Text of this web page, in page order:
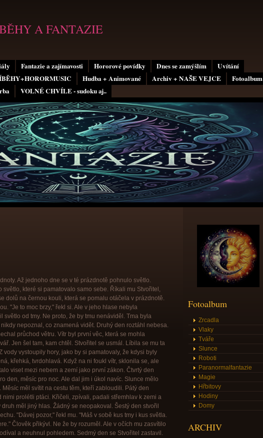
Fantazie a zajímavosti Hororové povídky Dnes se zamýšlím
Uvítání
Hudba + Animované Archiv + NAŠE VEJCE
Fotoalbum
VOLNÉ CHVÍLE - sudoku aj..
A FANTAZIE
Až jednoho dne se v té prázdnotě pohnulo světlo.
světlo, které si pamatovalo samo sebe. Říkali mu Stvořitel,
dolů na černou kouli, která se pomalu otáčela v prázdnotě.
"Je to moc brzy," řekl si. Ale v jeho hlase nebyla
od tmy. Ne proto, že by tmu nenáviděl. Tma byla
nepoznal, co znamená vidět. Druhý den roztáhl nebesa.
průchod větru. Vítr byl první věc, která se mohla
Jen šel tam, kam chtěl. Stvořitel se usmál. Líbila se mu ta
vody vystoupily hory, jako by si pamatovaly, že kdysi byly
křehká, tvrdohlavá. Když na ni foukl vítr, sklonila se, ale
viset mezi nebem a zemí jako první zákon. Čtvrtý den
den, měsíc pro noc. Ale dal jim i úkol navíc. Slunce mělo
měl svítit na cestu těm, kteří zabloudili. Pátý den
nimi prolétli ptáci. Křičeli, zpívali, padali střemhlav k zemi a
měl jiný hlas. Žádný se neopakoval. Šestý den stvořil
"Dávej pozor," řekl mu. "Máš v sobě kus tmy i kus světla.
Člověk přikývl. Ne že by rozuměl. Ale v očích mu zasvítilo
a neuhnul pohledem. Sedmý den se Stvořitel zastavil.
Fotoalbum
Zrcadla
Vlaky
Tváře
Slunce
Roboti
Paranormalfantazie
Magie
Hřbitovy
Hodiny
Domy
ARCHIV